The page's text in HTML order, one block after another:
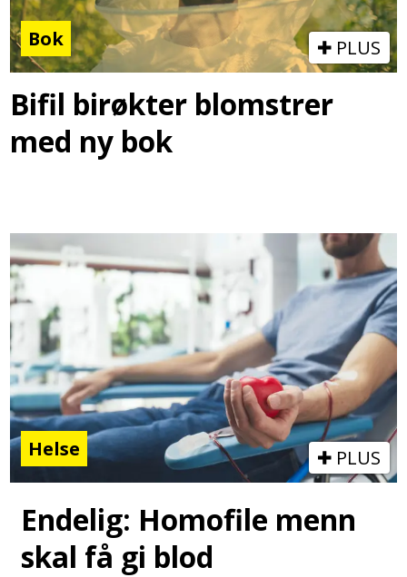
Bok PLUS
Bifil birøkter blomstrer
med ny bok
Helse PLUS
Endelig: Homofile menn
skal få gi blod